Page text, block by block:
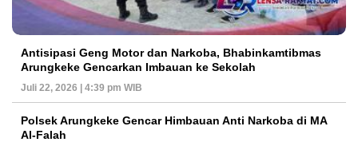
Antisipasi Geng Motor dan Narkoba, Bhabinkamtibmas
Arungkeke Gencarkan Imbauan ke Sekolah
Juli 22, 2026 | 4:39 pm WIB
Polsek Arungkeke Gencar Himbauan Anti Narkoba di MA
Al-Falah